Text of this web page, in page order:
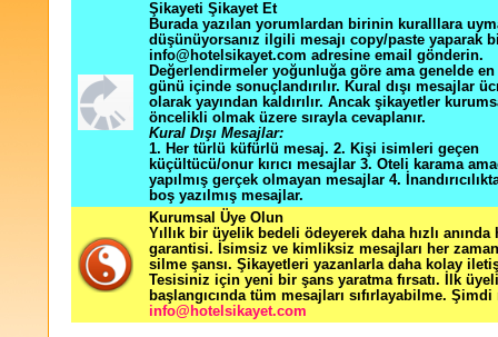
Şikayeti Şikayet Et
Burada yazılan yorumlardan birinin kuralllara
düşünüyorsanız ilgili mesajı copy/paste yaparak
info@hotelsikayet.com adresine email gönderin.
Değerlendirmeler yoğunluğa göre ama genelde
günü içinde sonuçlandırılır. Kural dışı mesajlar
olarak yayından kaldırılır. Ancak şikayetler
öncelikli olmak üzere sırayla cevaplanır.
Kural Dışı Mesajlar:
1. Her türlü küfürlü mesaj. 2. Kişi isimleri geçen
küçültücü/onur kırıcı mesajlar 3. Oteli karama
yapılmış gerçek olmayan mesajlar 4.
boş yazılmış mesajlar.
Kurumsal Üye Olun
Yıllık bir üyelik bedeli ödeyerek daha hızlı
garantisi. İsimsiz ve kimliksiz mesajları her zaman
silme şansı. Şikayetleri yazanlarla daha kolay
Tesisiniz için yeni bir şans yaratma fırsatı. İlk
başlangıcında tüm mesajları sıfırlayabilme. Şimdi
info@hotelsikayet.com